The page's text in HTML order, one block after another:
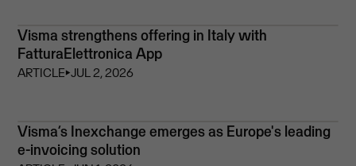
Visma strengthens offering in Italy with
FatturaElettronica App
ARTICLE⏵JUL 2, 2026
Visma’s Inexchange emerges as Europe's leading
e-invoicing solution